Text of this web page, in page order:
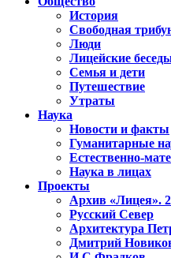
История
Свободная
Люди
Лицейские
Семья и дети
Путешествие
Утраты
Наука
Новости и факты
Гуманитарные
Естественно-
Наука в лицах
Проекты
Архив «Лицея».
Русский Север
Архитектура
Дмитрий